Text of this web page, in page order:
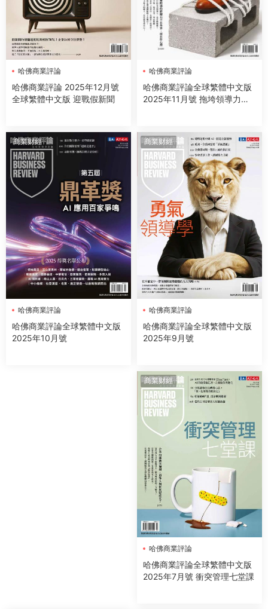
哈佛商業評論
哈佛商業評論 2025年12月號
全球繁體中文版 迎戰假新聞
哈佛商業評論
哈佛商業評論全球繁體中文版
2025年11月號 拖垮領導力的
商業财經
哈佛商業評論
哈佛商業評論全球繁體中文版
2025年10月號
商業财經
哈佛商業評論
哈佛商業評論全球繁體中文版
2025年9月號
商業财經
哈佛商業評論
哈佛商業評論全球繁體中文版
2025年7月號 衝突管理七堂課